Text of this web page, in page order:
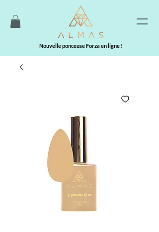
Nouvelle ponceuse Forza en ligne !